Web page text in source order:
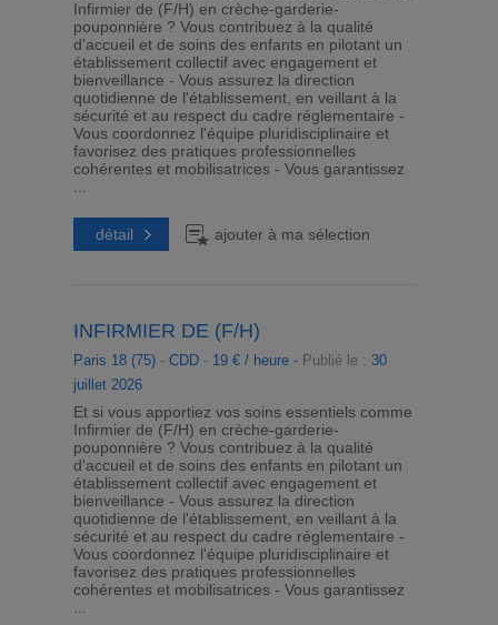
Infirmier de (F/H) en crèche-garderie-
pouponnière ? Vous contribuez à la qualité
d'accueil et de soins des enfants en pilotant un
établissement collectif avec engagement et
bienveillance - Vous assurez la direction
quotidienne de l'établissement, en veillant à la
sécurité et au respect du cadre réglementaire -
Vous coordonnez l'équipe pluridisciplinaire et
favorisez des pratiques professionnelles
cohérentes et mobilisatrices - Vous garantissez
...
détail ajouter à ma sélection
INFIRMIER DE (F/H)
Paris 18 (75)- CDD - 19 € / heure - Publié le : 30
juillet 2026
Et si vous apportiez vos soins essentiels comme
Infirmier de (F/H) en crèche-garderie-
pouponnière ? Vous contribuez à la qualité
d'accueil et de soins des enfants en pilotant un
établissement collectif avec engagement et
bienveillance - Vous assurez la direction
quotidienne de l'établissement, en veillant à la
sécurité et au respect du cadre réglementaire -
Vous coordonnez l'équipe pluridisciplinaire et
favorisez des pratiques professionnelles
cohérentes et mobilisatrices - Vous garantissez
...